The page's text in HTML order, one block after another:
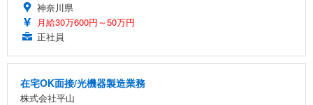
神奈川県
月給30万600円～50万円
正社員
在宅OK面接/光機器製造業務
株式会社平山